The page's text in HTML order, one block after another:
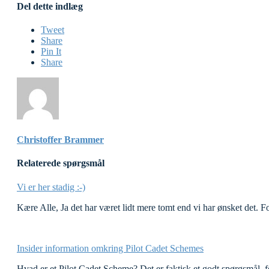
Del dette indlæg
Tweet
Share
Pin It
Share
Christoffer Brammer
Relaterede spørgsmål
Vi er her stadig :-)
Kære Alle, Ja det har været lidt mere tomt end vi har ønsket det.
Insider information omkring Pilot Cadet Schemes